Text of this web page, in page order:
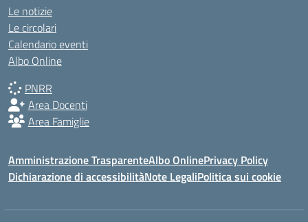
Le notizie
Le circolari
Calendario eventi
Albo Online
PNRR
Area Docenti
Area Famiglie
Amministrazione TrasparenteAlbo OnlinePrivacy Policy
Dichiarazione di accessibilitàNote LegaliPolitica sui cookie